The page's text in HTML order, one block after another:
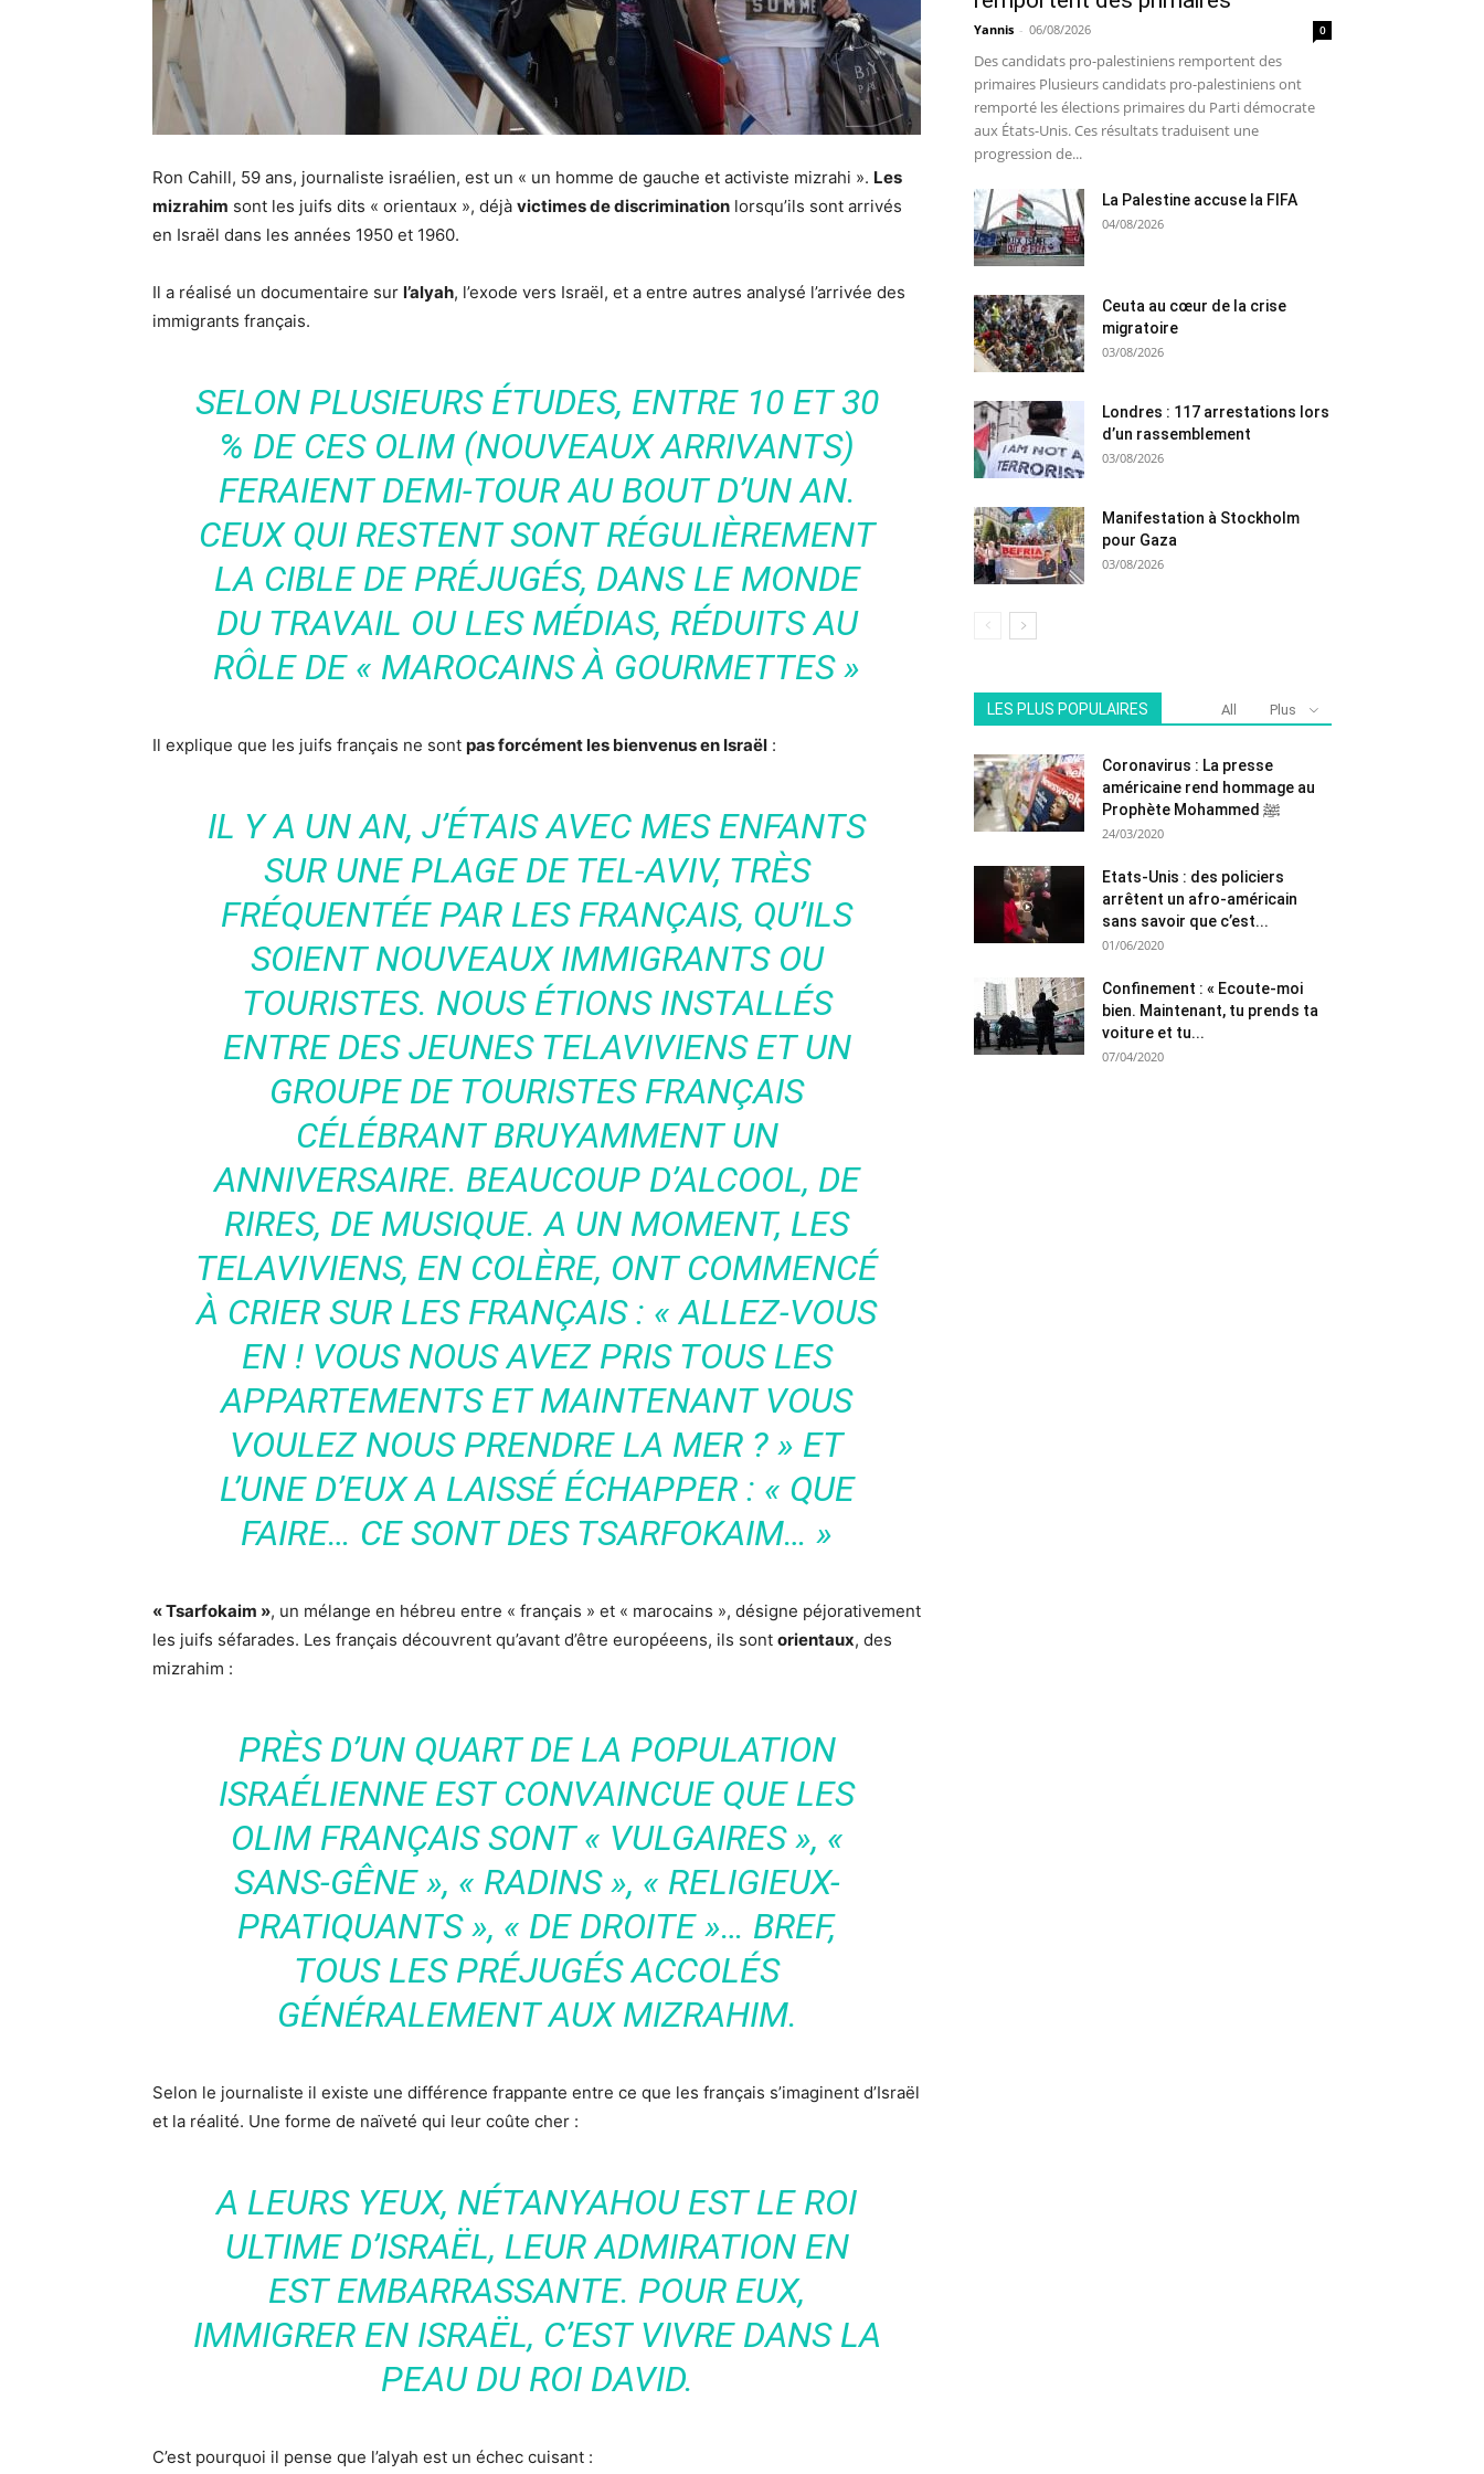
Ron Cahill, 59 ans, journaliste israélien, est un « un homme de gauche et activiste mizrahi ». Les
mizrahim sont les juifs dits « orientaux », déjà victimes de discrimination lorsqu’ils sont arrivés
en Israël dans les années 1950 et 1960.
Il a réalisé un documentaire sur l’alyah, l’exode vers Israël, et a entre autres analysé l’arrivée des
immigrants français.
SELON PLUSIEURS ÉTUDES, ENTRE 10 ET 30
% DE CES OLIM (NOUVEAUX ARRIVANTS)
FERAIENT DEMI-TOUR AU BOUT D’UN AN.
CEUX QUI RESTENT SONT RÉGULIÈREMENT
LA CIBLE DE PRÉJUGÉS, DANS LE MONDE
DU TRAVAIL OU LES MÉDIAS, RÉDUITS AU
RÔLE DE « MAROCAINS À GOURMETTES »
Il explique que les juifs français ne sont pas forcément les bienvenus en Israël :
IL Y A UN AN, J’ÉTAIS AVEC MES ENFANTS
SUR UNE PLAGE DE TEL-AVIV, TRÈS
FRÉQUENTÉE PAR LES FRANÇAIS, QU’ILS
SOIENT NOUVEAUX IMMIGRANTS OU
TOURISTES. NOUS ÉTIONS INSTALLÉS
ENTRE DES JEUNES TELAVIVIENS ET UN
GROUPE DE TOURISTES FRANÇAIS
CÉLÉBRANT BRUYAMMENT UN
ANNIVERSAIRE. BEAUCOUP D’ALCOOL, DE
RIRES, DE MUSIQUE. A UN MOMENT, LES
TELAVIVIENS, EN COLÈRE, ONT COMMENCÉ
À CRIER SUR LES FRANÇAIS : « ALLEZ-VOUS
EN ! VOUS NOUS AVEZ PRIS TOUS LES
APPARTEMENTS ET MAINTENANT VOUS
VOULEZ NOUS PRENDRE LA MER ? » ET
L’UNE D’EUX A LAISSÉ ÉCHAPPER : « QUE
FAIRE… CE SONT DES TSARFOKAIM… »
« Tsarfokaim », un mélange en hébreu entre « français » et « marocains », désigne péjorativement
les juifs séfarades. Les français découvrent qu’avant d’être européeens, ils sont orientaux, des
mizrahim :
PRÈS D’UN QUART DE LA POPULATION
ISRAÉLIENNE EST CONVAINCUE QUE LES
OLIM FRANÇAIS SONT « VULGAIRES », «
SANS-GÊNE », « RADINS », « RELIGIEUX-
PRATIQUANTS », « DE DROITE »… BREF,
TOUS LES PRÉJUGÉS ACCOLÉS
GÉNÉRALEMENT AUX MIZRAHIM.
Selon le journaliste il existe une différence frappante entre ce que les français s’imaginent d’Israël
et la réalité. Une forme de naïveté qui leur coûte cher :
A LEURS YEUX, NÉTANYAHOU EST LE ROI
ULTIME D’ISRAËL, LEUR ADMIRATION EN
EST EMBARRASSANTE. POUR EUX,
IMMIGRER EN ISRAËL, C’EST VIVRE DANS LA
PEAU DU ROI DAVID.
C’est pourquoi il pense que l’alyah est un échec cuisant :
Yannis - 06/08/2026 0
Des candidats pro-palestiniens remportent des
primaires Plusieurs candidats pro-palestiniens ont
remporté les élections primaires du Parti démocrate
aux États-Unis. Ces résultats traduisent une
progression de...
La Palestine accuse la FIFA
04/08/2026
Ceuta au cœur de la crise
migratoire
03/08/2026
Londres : 117 arrestations lors
d’un rassemblement
03/08/2026
Manifestation à Stockholm
pour Gaza
03/08/2026
LES PLUS POPULAIRES All Plus
Coronavirus : La presse
américaine rend hommage au
Prophète Mohammed ﷺ
24/03/2020
Etats-Unis : des policiers
arrêtent un afro-américain
sans savoir que c’est...
01/06/2020
Confinement : « Ecoute-moi
bien. Maintenant, tu prends ta
voiture et tu...
07/04/2020